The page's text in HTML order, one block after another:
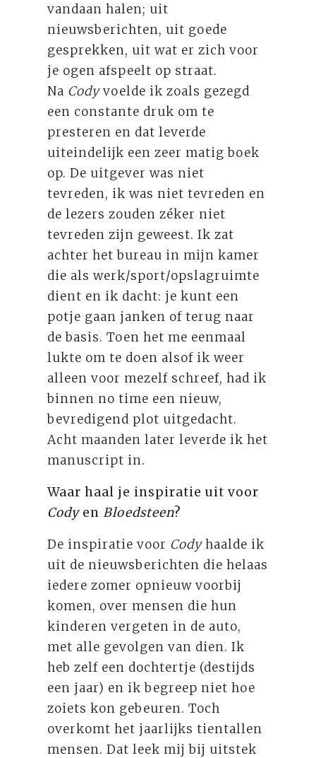
vandaan halen; uit
nieuwsberichten, uit goede
gesprekken, uit wat er zich voor
je ogen afspeelt op straat.
Na Codyvoelde ik zoals gezegd
een constante druk om te
presteren en dat leverde
uiteindelijk een zeer matig boek
op. De uitgever was niet
tevreden, ik was niet tevreden en
de lezers zouden zéker niet
tevreden zijn geweest. Ik zat
achter het bureau in mijn kamer
die als werk/sport/opslagruimte
dient en ik dacht: je kunt een
potje gaan janken of terug naar
de basis. Toen het me eenmaal
lukte om te doen alsof ik weer
alleen voor mezelf schreef, had ik
binnen no time een nieuw,
bevredigend plot uitgedacht.
Acht maanden later leverde ik het
manuscript in.
Waar haal je inspiratie uit voor
CodyenBloedsteen?
De inspiratie voor Codyhaalde ik
uit de nieuwsberichten die helaas
iedere zomer opnieuw voorbij
komen, over mensen die hun
kinderen vergeten in de auto,
met alle gevolgen van dien. Ik
heb zelf een dochtertje (destijds
een jaar) en ik begreep niet hoe
zoiets kon gebeuren. Toch
overkomt het jaarlijks tientallen
mensen. Dat leek mij bij uitstek